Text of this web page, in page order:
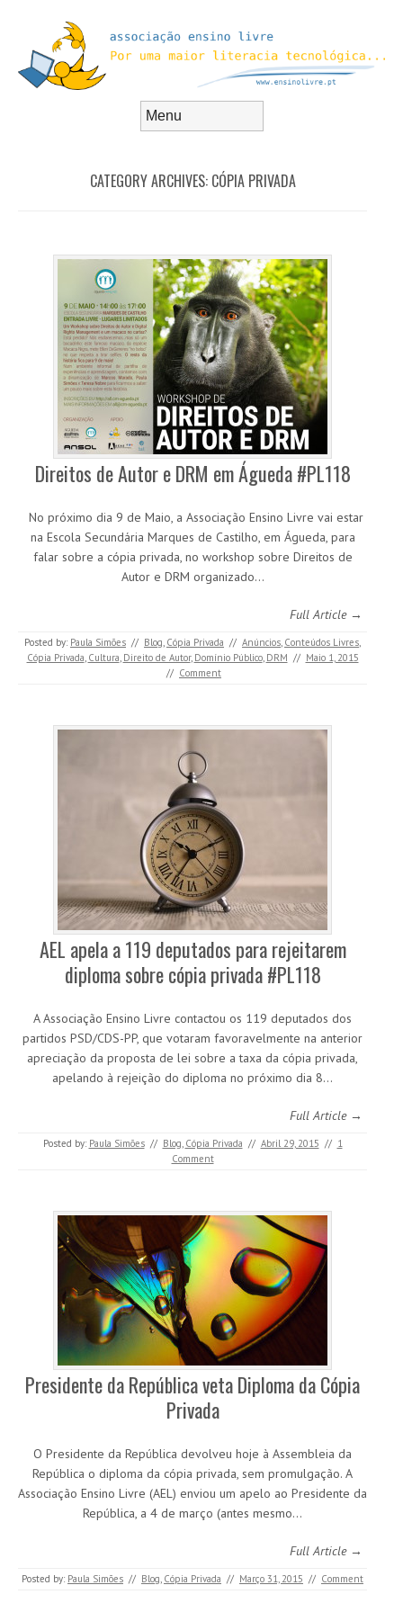
CATEGORY ARCHIVES: CÓPIA PRIVADA
Direitos de Autor e DRM em Águeda #PL118
No próximo dia 9 de Maio, a Associação Ensino Livre vai estar
na Escola Secundária Marques de Castilho, em Águeda, para
falar sobre a cópia privada, no workshop sobre Direitos de
Autor e DRM organizado…
Full Article →
Posted by: Paula Simões // Blog, Cópia Privada // Anúncios, Conteúdos Livres,
Cópia Privada, Cultura, Direito de Autor, Domínio Público, DRM // Maio 1, 2015
// Comment
AEL apela a 119 deputados para rejeitarem
diploma sobre cópia privada #PL118
A Associação Ensino Livre contactou os 119 deputados dos
partidos PSD/CDS-PP, que votaram favoravelmente na anterior
apreciação da proposta de lei sobre a taxa da cópia privada,
apelando à rejeição do diploma no próximo dia 8…
Full Article →
Posted by: Paula Simões // Blog, Cópia Privada // Abril 29, 2015 // 1
Comment
Presidente da República veta Diploma da Cópia
Privada
O Presidente da República devolveu hoje à Assembleia da
República o diploma da cópia privada, sem promulgação. A
Associação Ensino Livre (AEL) enviou um apelo ao Presidente da
República, a 4 de março (antes mesmo…
Full Article →
Posted by: Paula Simões // Blog, Cópia Privada // Março 31, 2015 // Comment